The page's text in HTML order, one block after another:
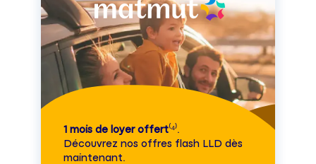
1 mois de loyer offert⁽⁴⁾.
Découvrez nos offres flash LLD dès
maintenant.